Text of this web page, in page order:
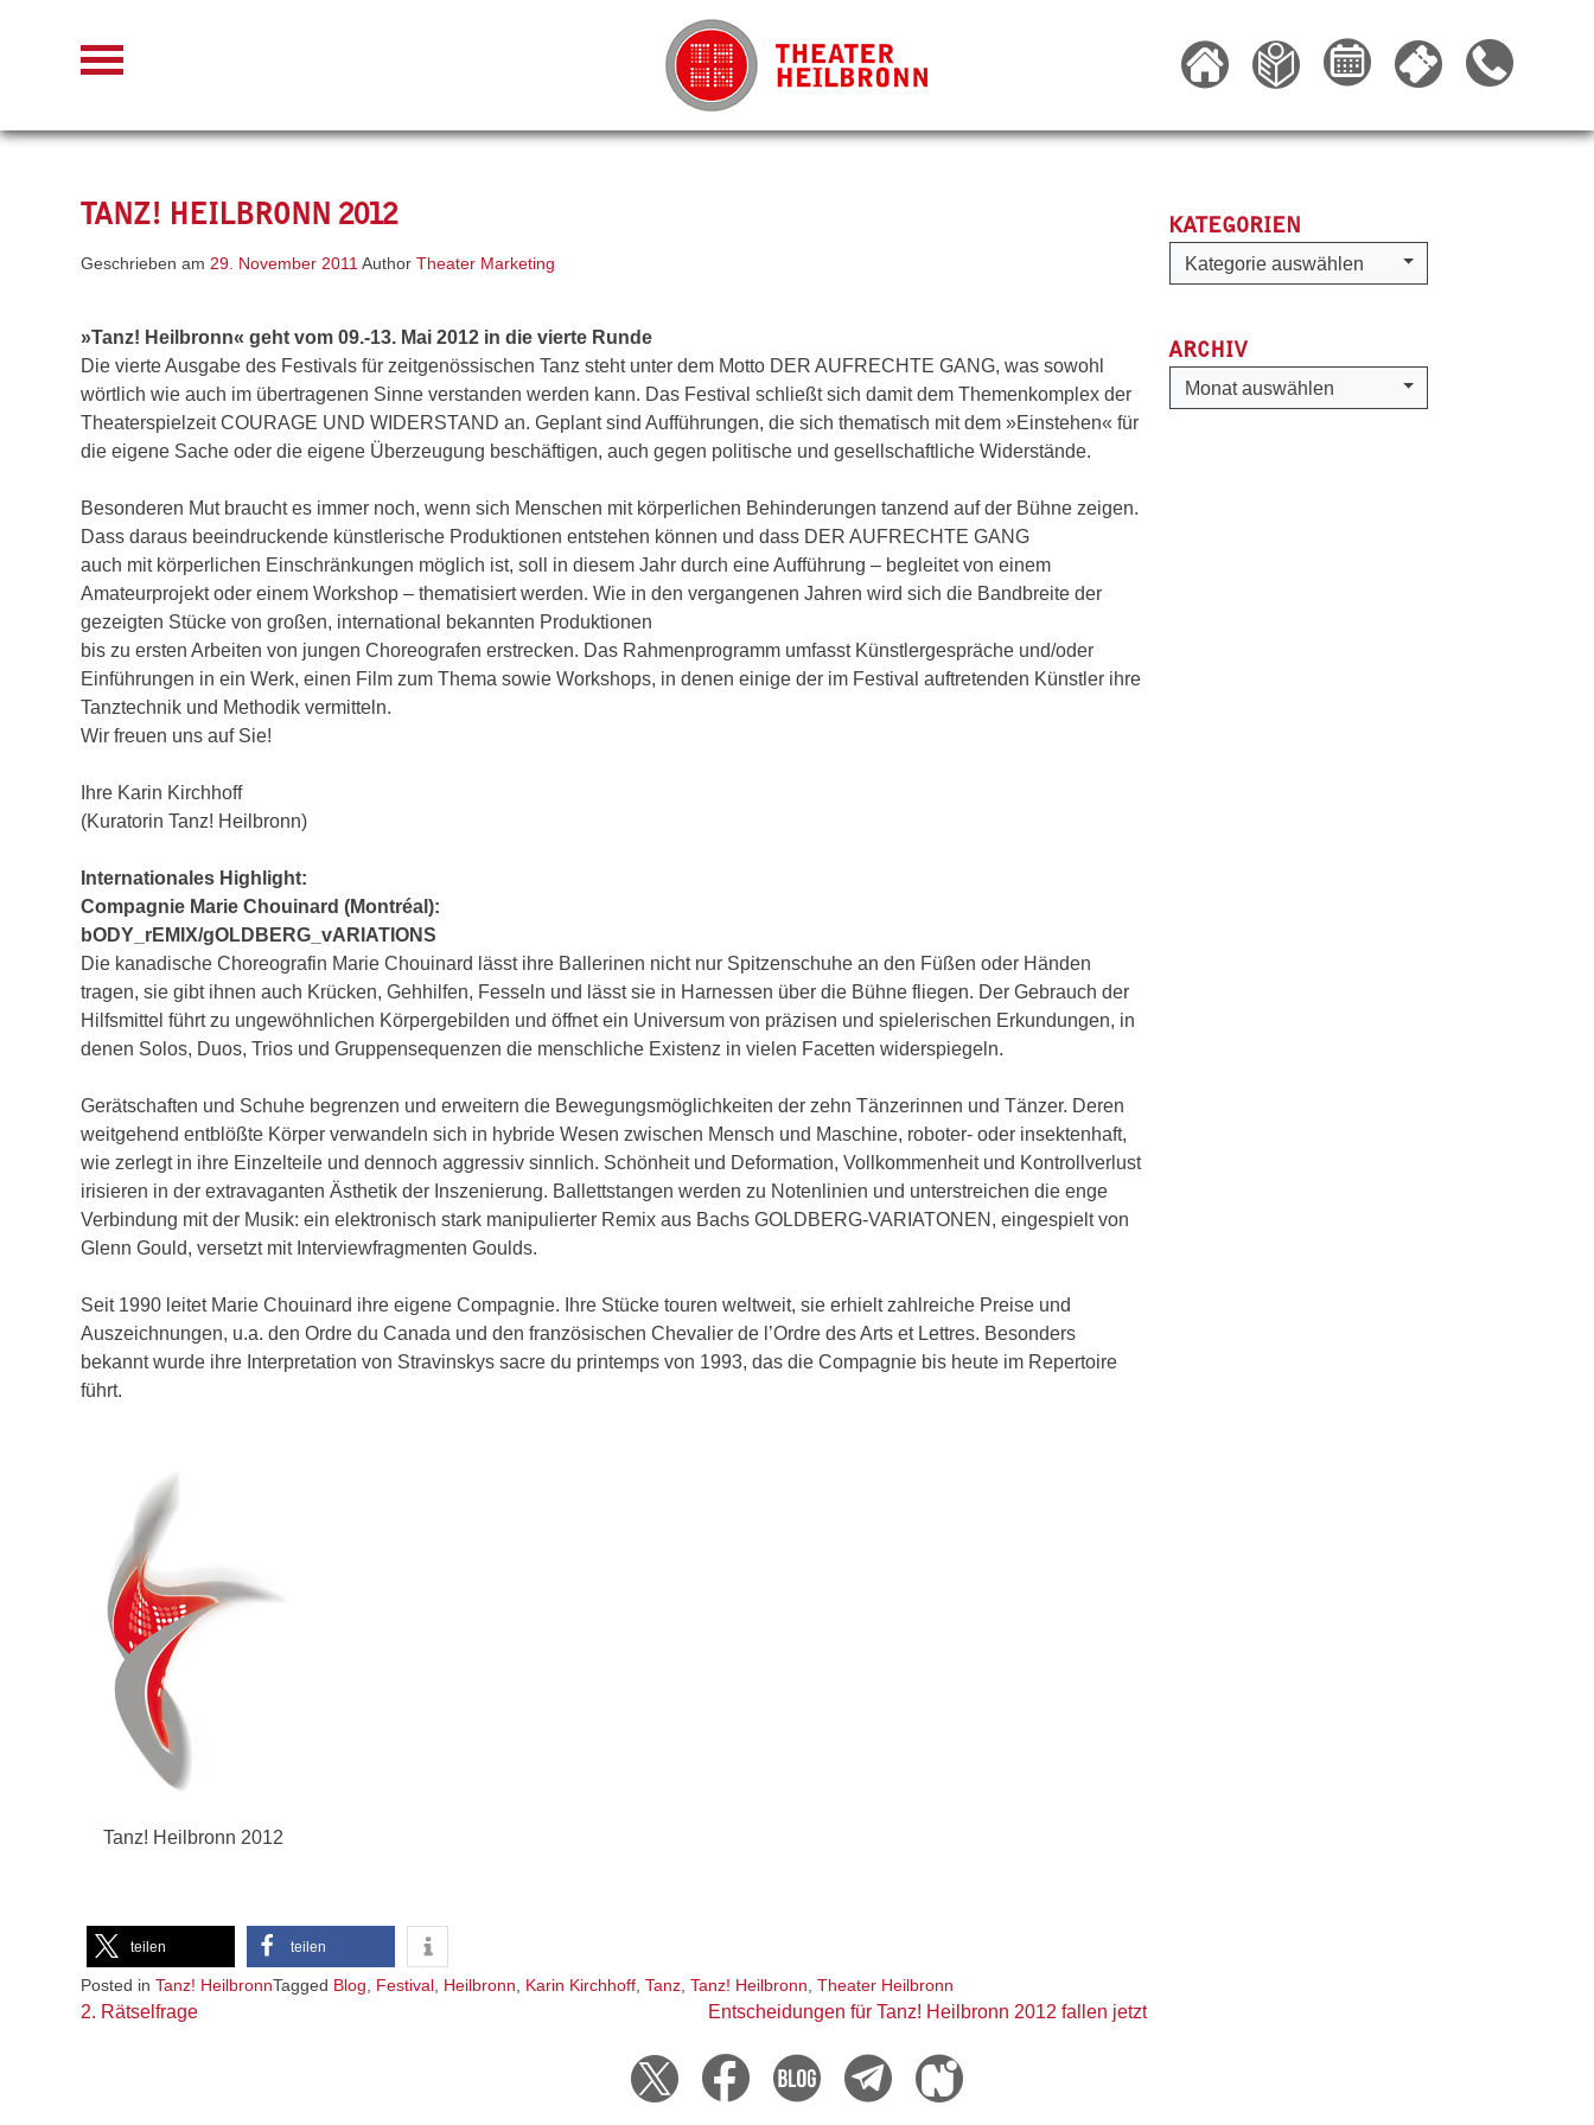
TANZ! HEILBRONN 2012
Geschrieben am 29. November 2011 Author Theater Marketing
»Tanz! Heilbronn« geht vom 09.-13. Mai 2012 in die vierte Runde
Die vierte Ausgabe des Festivals für zeitgenössischen Tanz steht unter dem Motto DER AUFRECHTE GANG, was sowohl
wörtlich wie auch im übertragenen Sinne verstanden werden kann. Das Festival schließt sich damit dem Themenkomplex der
Theaterspielzeit COURAGE UND WIDERSTAND an. Geplant sind Aufführungen, die sich thematisch mit dem »Einstehen« für
die eigene Sache oder die eigene Überzeugung beschäftigen, auch gegen politische und gesellschaftliche Widerstände.
Besonderen Mut braucht es immer noch, wenn sich Menschen mit körperlichen Behinderungen tanzend auf der Bühne zeigen.
Dass daraus beeindruckende künstlerische Produktionen entstehen können und dass DER AUFRECHTE GANG
auch mit körperlichen Einschränkungen möglich ist, soll in diesem Jahr durch eine Aufführung – begleitet von einem
Amateurprojekt oder einem Workshop – thematisiert werden. Wie in den vergangenen Jahren wird sich die Bandbreite der
gezeigten Stücke von großen, international bekannten Produktionen
bis zu ersten Arbeiten von jungen Choreografen erstrecken. Das Rahmenprogramm umfasst Künstlergespräche und/oder
Einführungen in ein Werk, einen Film zum Thema sowie Workshops, in denen einige der im Festival auftretenden Künstler ihre
Tanztechnik und Methodik vermitteln.
Wir freuen uns auf Sie!
Ihre Karin Kirchhoff
(Kuratorin Tanz! Heilbronn)
Internationales Highlight:
Compagnie Marie Chouinard (Montréal):
bODY_rEMIX/gOLDBERG_vARIATIONS
Die kanadische Choreografin Marie Chouinard lässt ihre Ballerinen nicht nur Spitzenschuhe an den Füßen oder Händen
tragen, sie gibt ihnen auch Krücken, Gehhilfen, Fesseln und lässt sie in Harnessen über die Bühne fliegen. Der Gebrauch der
Hilfsmittel führt zu ungewöhnlichen Körpergebilden und öffnet ein Universum von präzisen und spielerischen Erkundungen, in
denen Solos, Duos, Trios und Gruppensequenzen die menschliche Existenz in vielen Facetten widerspiegeln.
Gerätschaften und Schuhe begrenzen und erweitern die Bewegungsmöglichkeiten der zehn Tänzerinnen und Tänzer. Deren
weitgehend entblößte Körper verwandeln sich in hybride Wesen zwischen Mensch und Maschine, roboter- oder insektenhaft,
wie zerlegt in ihre Einzelteile und dennoch aggressiv sinnlich. Schönheit und Deformation, Vollkommenheit und Kontrollverlust
irisieren in der extravaganten Ästhetik der Inszenierung. Ballettstangen werden zu Notenlinien und unterstreichen die enge
Verbindung mit der Musik: ein elektronisch stark manipulierter Remix aus Bachs GOLDBERG-VARIATONEN, eingespielt von
Glenn Gould, versetzt mit Interviewfragmenten Goulds.
Seit 1990 leitet Marie Chouinard ihre eigene Compagnie. Ihre Stücke touren weltweit, sie erhielt zahlreiche Preise und
Auszeichnungen, u.a. den Ordre du Canada und den französischen Chevalier de l’Ordre des Arts et Lettres. Besonders
bekannt wurde ihre Interpretation von Stravinskys sacre du printemps von 1993, das die Compagnie bis heute im Repertoire
führt.
Tanz! Heilbronn 2012
teilen teilen
Posted in Tanz! HeilbronnTagged Blog Festival Heilbronn Karin Kirchhoff Tanz Tanz! Heilbronn Theater Heilbronn
Beitragsnavigation
2. Rätselfrage Entscheidungen für Tanz! Heilbronn 2012 fallen jetzt
KATEGORIEN
Kategorien
Kategorie auswählen
ARCHIV
Archiv
Monat auswählen